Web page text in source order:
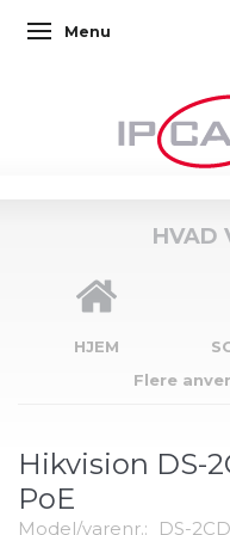
Skifte navigation
Menu
HVAD
HJEM
Flere
Hikvision DS-
PoE
Model/varenr.: DS-